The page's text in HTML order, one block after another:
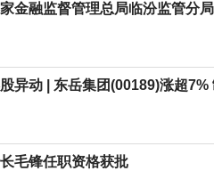
金融监督管理总局临汾监管分
异动 | 东岳集团(00189)涨超
毛锋任职资格获批